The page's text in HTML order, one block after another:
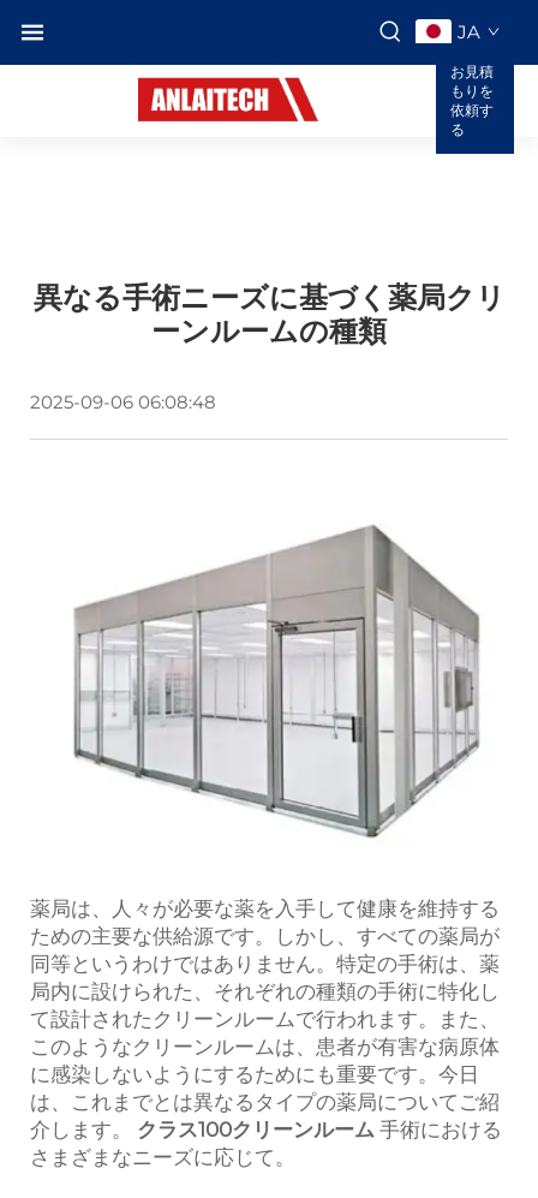
JA
お見積
もりを
依頼す
る
異なる手術ニーズに基づく薬局クリ
ーンルームの種類
2025-09-06 06:08:48
薬局は、人々が必要な薬を入手して健康を維持する
ための主要な供給源です。しかし、すべての薬局が
同等というわけではありません。特定の手術は、薬
局内に設けられた、それぞれの種類の手術に特化し
て設計されたクリーンルームで行われます。また、
このようなクリーンルームは、患者が有害な病原体
に感染しないようにするためにも重要です。今日
は、これまでとは異なるタイプの薬局についてご紹
介します。 クラス100クリーンルーム 手術における
さまざまなニーズに応じて。